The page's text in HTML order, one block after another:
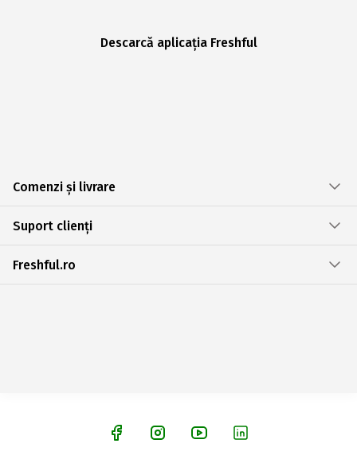
Descarcă aplicația Freshful
Comenzi și livrare
Suport clienți
Freshful.ro